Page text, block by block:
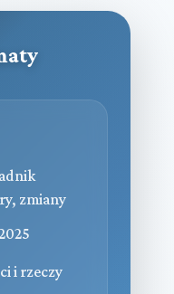
zmiany
i rzeczy